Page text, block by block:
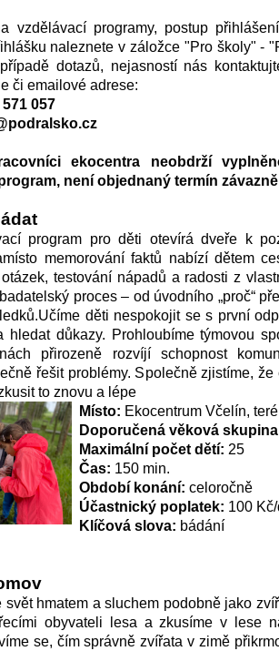
vzdělávací programy, postup
naleznete v záložce "Pro školy" -
dotazů, nejasností nás
či emailové adrese:
057
ekocentra neobdrží
není objednaný termín
program pro děti otevírá dveře k
memorování faktů nabízí dětem
testování nápadů a radosti z
proces – od úvodního „proč“
děti nespokojit se s první
hledat důkazy. Prohloubíme týmovou
přirozeně rozvíjí schopnost
řešit problémy. Společně zjistíme, že
to znovu a lépe
Místo: Ekocentrum Včelín,
Doporučená věková
Maximální počet dětí: 25
Čas: 150 min.
Období konání: celoročně
Účastnický poplatek: 100
Klíčová slova: bádání
svět hmatem a sluchem podobně jako
obyvateli lesa a zkusíme v lese
se, čím správně zvířata v zimě